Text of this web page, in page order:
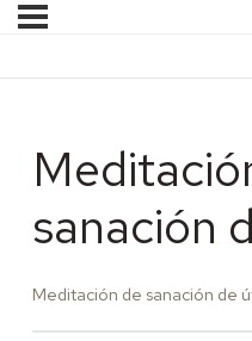
sanación
Meditación de sanación de